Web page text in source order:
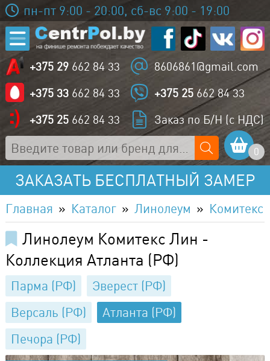
пн-пт 9:00 - 20:00, сб-вс 9:00 - 19:00
+375 29 662 84 33
8606861@gmail.com
+375 33 662 84 33 +375 25 662 84 33
+375 25 662 84 33 Заказ по Б/Н (с НДС)
0
ЗАКАЗАТЬ БЕСПЛАТНЫЙ ЗАМЕР
Главная Каталог Линолеум Комитекс
Линолеум Комитекс Лин -
Коллекция Атланта (РФ)
Парма (РФ)
Эверест (РФ)
Версаль (РФ)
Атланта (РФ)
Печора (РФ)